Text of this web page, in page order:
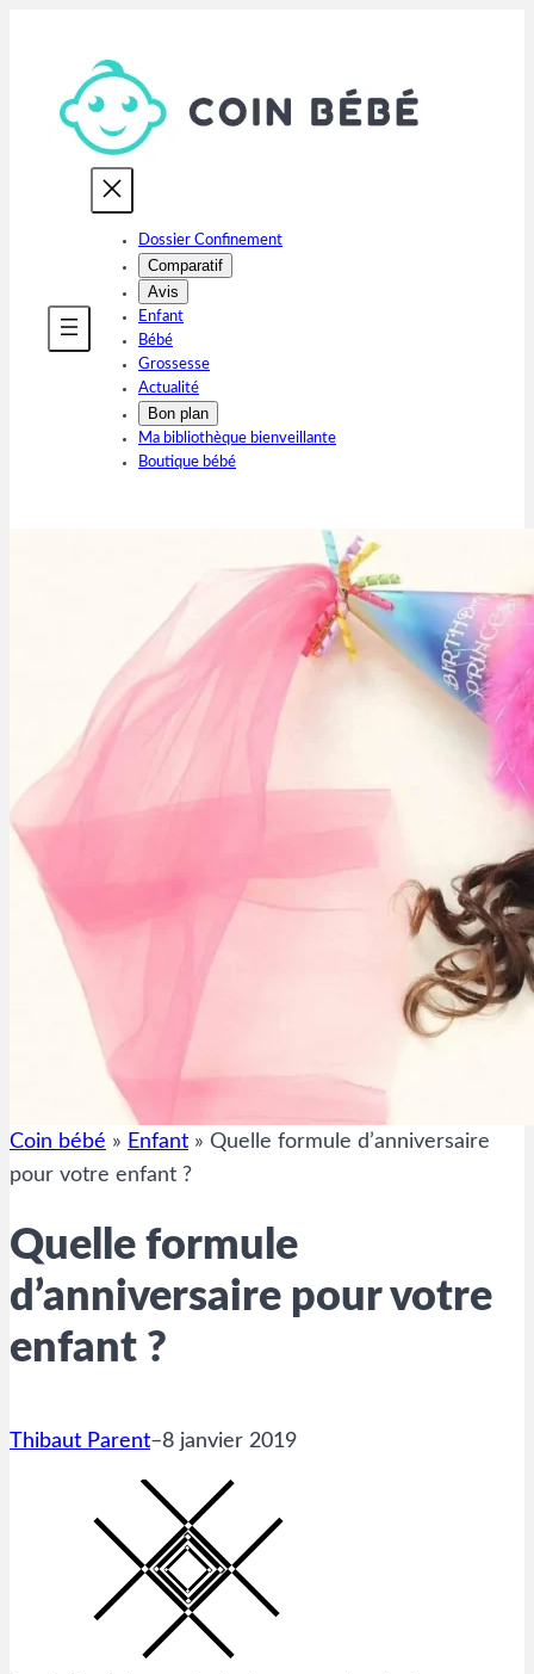
contenu
Dossier Confinement
Comparatif
Avis
Enfant
Bébé
Grossesse
Actualité
Bon plan
Ma bibliothèque bienveillante
Boutique bébé
Coin bébé » Enfant » Quelle formule d’anniversaire
pour votre enfant ?
Quelle formule
d’anniversaire pour votre
enfant ?
Thibaut Parent–8 janvier 2019